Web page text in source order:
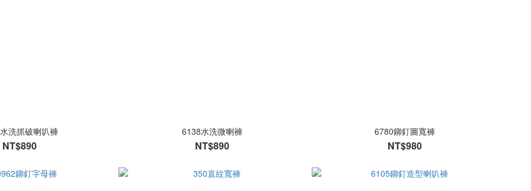
洗抓破喇叭褲
NT$890
6138水洗微喇褲
NT$890
6780鉚釘圖寬褲
NT$980